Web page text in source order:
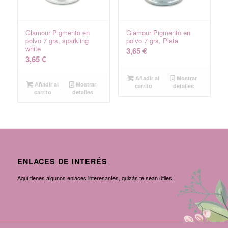
Glamour Pigmento en
polvo 7 grs, sparkling
white
3,65€
Añadir al
carrito
Mostrar
detalles
Glamour Pigmento en
polvo 7 grs, Plata
3,65€
Añadir al
carrito
Mostrar
detalles
ENLACES DE INTERÉS
Aquí tienes algunos enlaces interesantes, quizás te sean útiles.